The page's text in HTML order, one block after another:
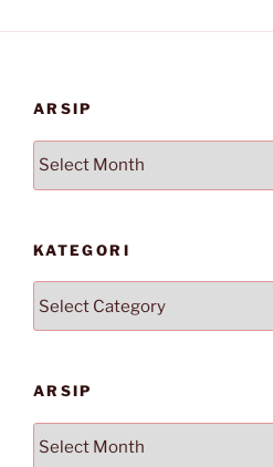
ARSIP
Arsip
KATEGORI
ARSIP
Arsip